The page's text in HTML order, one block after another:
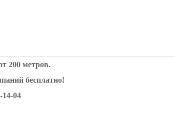
200 метров.
бесплатно!
14-04